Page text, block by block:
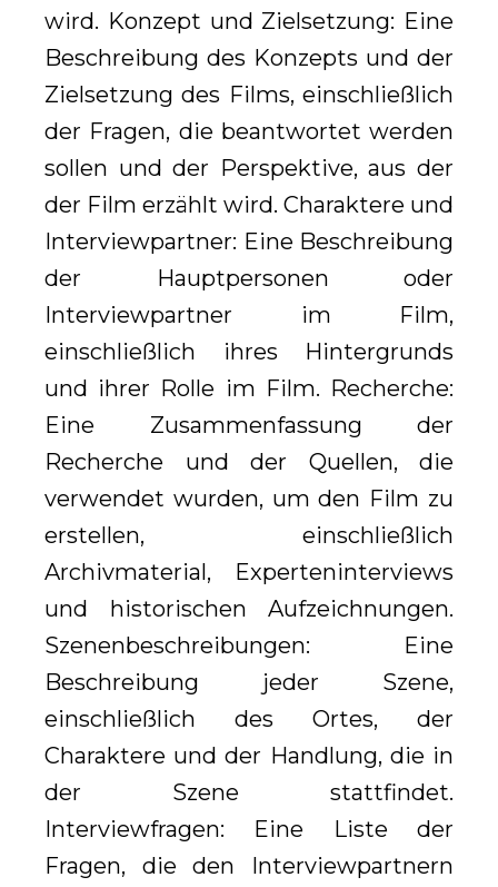
wird. Konzept und Zielsetzung: Eine
Beschreibung des Konzepts und der
Zielsetzung des Films, einschließlich
der Fragen, die beantwortet werden
sollen und der Perspektive, aus der
der Film erzählt wird. Charaktere und
Interviewpartner: Eine Beschreibung
der Hauptpersonen oder
Interviewpartner im Film,
einschließlich ihres Hintergrunds
und ihrer Rolle im Film. Recherche:
Eine Zusammenfassung der
Recherche und der Quellen, die
verwendet wurden, um den Film zu
erstellen, einschließlich
Archivmaterial, Experteninterviews
und historischen Aufzeichnungen.
Szenenbeschreibungen: Eine
Beschreibung jeder Szene,
einschließlich des Ortes, der
Charaktere und der Handlung, die in
der Szene stattfindet.
Interviewfragen: Eine Liste der
Fragen, die den Interviewpartnern